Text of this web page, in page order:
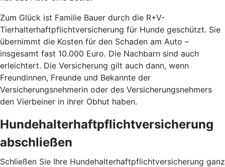
Zum Glück ist Familie Bauer durch die R+V-
Tierhalterhaftpflichtversicherung für Hunde geschützt. Sie
übernimmt die Kosten für den Schaden am Auto –
insgesamt fast 10.000 Euro. Die Nachbarn sind auch
erleichtert. Die Versicherung gilt auch dann, wenn
Freundinnen, Freunde und Bekannte der
Versicherungsnehmerin oder des Versicherungsnehmers
den Vierbeiner in ihrer Obhut haben.
Hundehalterhaftpflichtversicherung
abschließen
Schließen Sie Ihre Hundehalterhaftpflichtversicherung ganz